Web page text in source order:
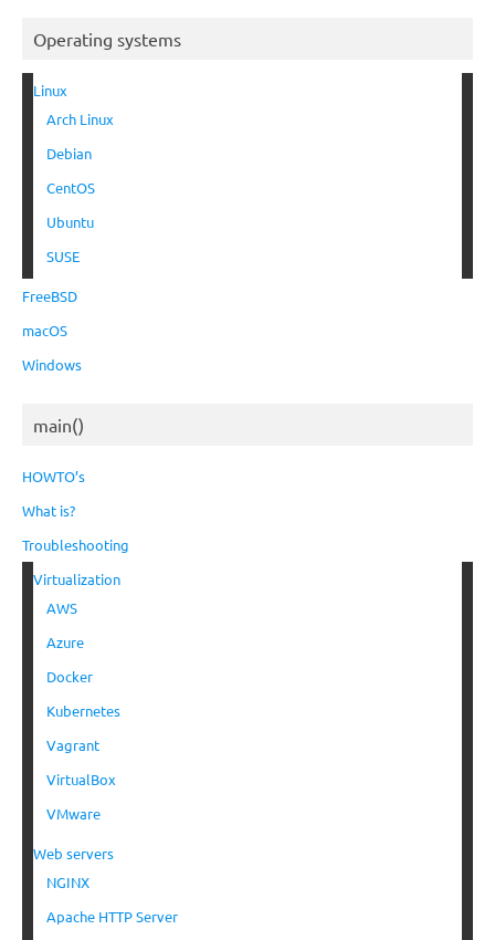
Operating systems
Linux
Arch Linux
Debian
CentOS
Ubuntu
SUSE
FreeBSD
macOS
Windows
main()
HOWTO’s
What is?
Troubleshooting
Virtualization
AWS
Azure
Docker
Kubernetes
Vagrant
VirtualBox
VMware
Web servers
NGINX
Apache HTTP Server